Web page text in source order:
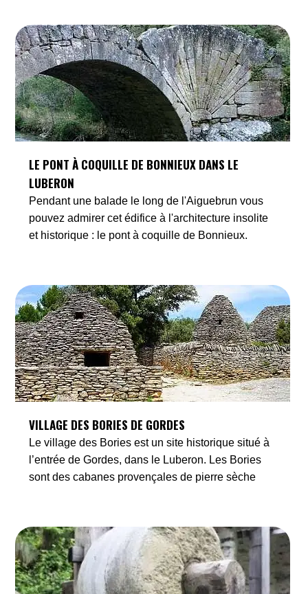
LE PONT À COQUILLE DE BONNIEUX DANS LE
LUBERON
Pendant une balade le long de l'Aiguebrun vous
pouvez admirer cet édifice à l'architecture insolite
et historique : le pont à coquille de Bonnieux.
VILLAGE DES BORIES DE GORDES
Le village des Bories est un site historique situé à
l’entrée de Gordes, dans le Luberon. Les Bories
sont des cabanes provençales de pierre sèche